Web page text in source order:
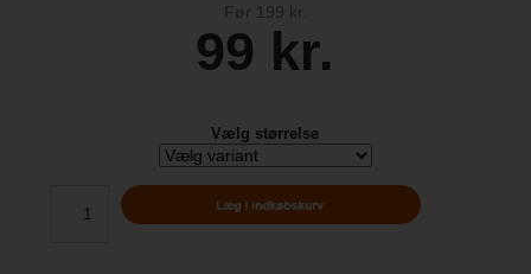
Før 199 kr.
99 kr.
Vælg størrelse